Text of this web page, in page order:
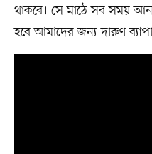
থাকবে। সে মাঠে সব সময়
হবে আমাদের জন্য দারুণ